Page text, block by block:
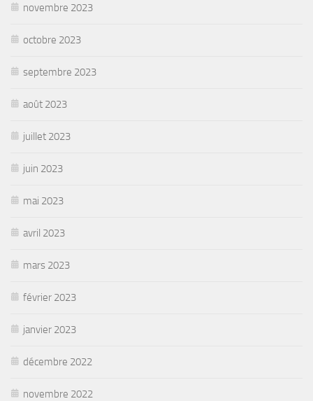
novembre 2023
octobre 2023
septembre 2023
août 2023
juillet 2023
juin 2023
mai 2023
avril 2023
mars 2023
février 2023
janvier 2023
décembre 2022
novembre 2022